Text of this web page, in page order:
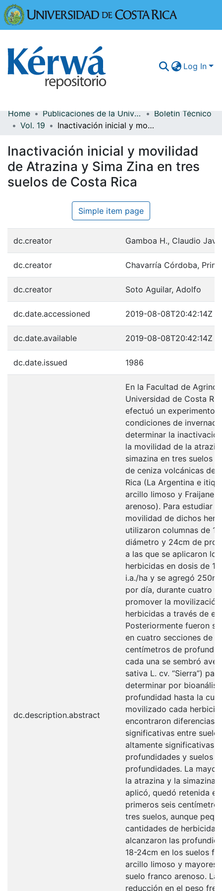
Log In
Communities & Collections
Browse Kérwá
Statistics
Home Publicaciones de la Universidad de Costa Rica
Boletín Técnico
Vol. 19
Inactivación inicial y movilidad de Atrazina y Sima Zina en tres suelos de Costa Rica
Inactivación inicial y movilidad
de Atrazina y Sima Zina en tres
suelos de Costa Rica
Simple item page
dc.creator Gamboa H., Claudio
dc.creator Chavarría Córdoba,
dc.creator Soto Aguilar, Adolfo
dc.date.accessioned 2019-08-08T20:42:14Z
dc.date.available 2019-08-08T20:42:14Z
dc.date.issued 1986
dc.description.abstract
En la Facultad de
Universidad de Costa
efectuó un experimento
condiciones de
determinar la
la movilidad de la
simazina en tres suelos
de ceniza volcánicas de
Rica (La Argentina e
arcillo limoso y
arenoso). Para estudiar la
movilidad de dichos
utilizaron columnas de
diámetro y 24cm de
a las que se aplicaron los
herbicidas en dosis de
i.a./ha y se agregó
por día, durante cuatro
promover la
herbicidas a través de
Posteriormente fueron
en cuatro secciones de
centímetros de
cada una se sembró
sativa L. cv. “Sierra”) para
determinar por
profundidad hasta la
movilizado cada
encontraron diferencias
significativas entre
altamente significativas
profundidades y suelos x
profundidades. La
la atrazina y la simazina
aplicó, quedó retenida
primeros seis
tres suelos, aunque
cantidades de herbicidas
alcanzaron las
18-24cm en los suelos
arcillo limoso y mayores
suelo franco arenoso. La
reducción en el peso